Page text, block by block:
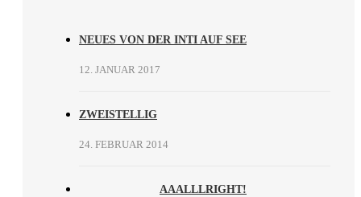
NEUES VON DER INTI AUF SEE
12. JANUAR 2017
ZWEISTELLIG
24. FEBRUAR 2014
AAALLLRIGHT!